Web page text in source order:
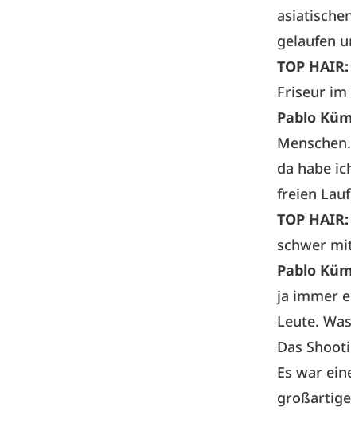
gelaufen
TOP HAIR:
Friseur im
Pablo
da habe
freien
TOP HAIR:
schwer
Pablo
ja immer
Leute.
Das
Es war